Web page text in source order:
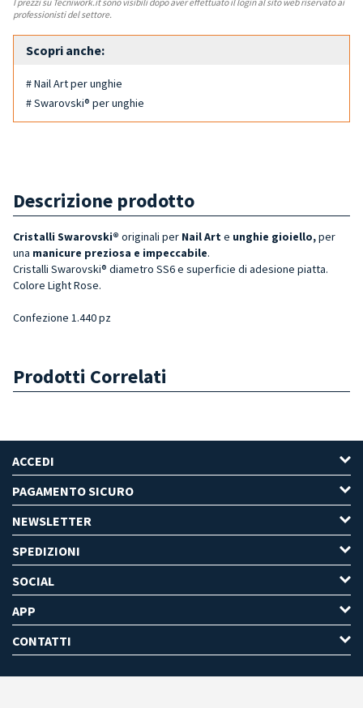
professionisti del settore.
Scopri anche:
# Nail Art per unghie
# Swarovski® per unghie
Descrizione prodotto
Cristalli Swarovski® originali per Nail Art e unghie gioiello,per
una manicure preziosa e impeccabile.
Cristalli Swarovski® diametro SS6 e superficie di adesione piatta.
Colore Light Rose.
Confezione 1.440 pz
Prodotti Correlati
ACCEDI
PAGAMENTO SICURO
NEWSLETTER
SPEDIZIONI
SOCIAL
APP
CONTATTI